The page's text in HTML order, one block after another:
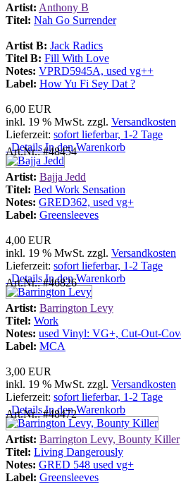
Artist: Anthony B
Titel: Nah Go Surrender
Artist B: Jack Radics
Titel B: Fill With Love
Notes: VPRD5945A, used vg++
Label: How Yu Fi Sey Dat ?
6,00 EUR
inkl. 19 % MwSt. zzgl. Versandkosten
Lieferzeit: sofort lieferbar, 1-2 Tage
DetailsIn den Warenkorb
Art.Nr.: #48454
Artist: Bajja Jedd
Titel: Bed Work Sensation
Notes: GRED362, used vg+
Label: Greensleeves
4,00 EUR
inkl. 19 % MwSt. zzgl. Versandkosten
Lieferzeit: sofort lieferbar, 1-2 Tage
DetailsIn den Warenkorb
Art.Nr.: #46826
Artist: Barrington Levy
Titel: Work
Notes: used Vinyl: VG+, Cut-Out-
Label: MCA
3,00 EUR
inkl. 19 % MwSt. zzgl. Versandkosten
Lieferzeit: sofort lieferbar, 1-2 Tage
DetailsIn den Warenkorb
Art.Nr.: #48472
Artist: Barrington Levy, Bounty Killer
Titel: Living Dangerously
Notes: GRED 548 used vg+
Label: Greensleeves